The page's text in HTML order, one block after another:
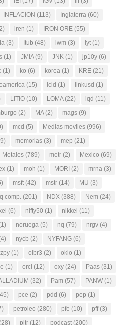
INFLACION (113) Inglaterra (60)
iren (1) IRON ORE (55)
(3) Itub (48) iwm (3) iyt (1)
(1) JMIA(9) JNK (1) jp10y (6)
(1) ko (6) korea (1) KRE (21)
(15) lcid (1) linkusd (1)
LITIO (10) LOMA(22) lqd (11)
(2) MA(2) mags (9)
mcd (5) Medias moviles (996)
memorias (3) mep (21)
Metales (789) metr (2) Mexico (69)
(1) moh (1) MORI (2) mrna (3)
msft (42) mstr (14) MU (3)
comp. (201) NDX (388) Nem (24)
(6) nifty50 (1) nikkei (11)
noruega (5) nq (79) nrgv (4)
nycb (2) NYFANG (6)
(1) oibr3 (2) oklo (1)
(1) orcl (12) oxy (24) Paas (31)
(32) Pam (57) PANW (1)
pce (2) pdd (6) pep (1)
petroleo (280) pfe (10) pff(3)
pltr (12) podcast (200)